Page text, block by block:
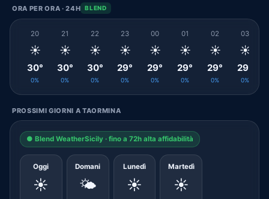
ORA PER ORA · 24H BLEND
20
☀️
30°
0%
21
☀️
30°
0%
22
☀️
30°
0%
23
☀️
29°
0%
00
☀️
29°
0%
01
☀️
29°
0%
02
☀️
29°
0%
03
☀️
29°
0%
PROSSIMI GIORNI A TAORMINA
● Blend WeatherSicily · fino a 72h alta affidabilità
Oggi
☀️
Domani
🌤️
Lunedì
☀️
Martedì
☀️